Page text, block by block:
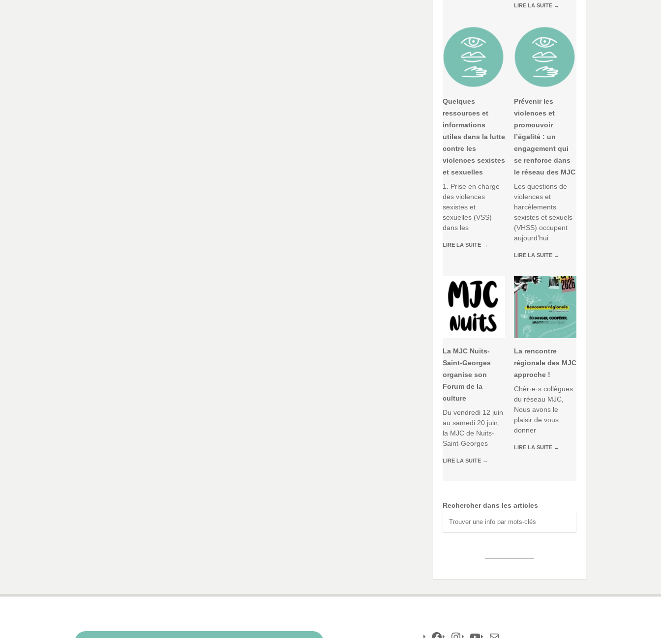
LIRE LA SUITE →
Quelques
ressources et
informations
utiles dans la lutte
contre les
violences sexistes
et sexuelles
1. Prise en charge
des violences
sexistes et
sexuelles (VSS)
dans les
LIRE LA SUITE →
Prévenir les
violences et
promouvoir
l’égalité : un
engagement qui
se renforce dans
le réseau des MJC
Les questions de
violences et
harcèlements
sexistes et sexuels
(VHSS) occupent
aujourd’hui
LIRE LA SUITE →
La MJC Nuits-
Saint-Georges
organise son
Forum de la
culture
Du vendredi 12 juin
au samedi 20 juin,
la MJC de Nuits-
Saint-Georges
LIRE LA SUITE →
La rencontre
régionale des MJC
approche !
Chèr·e·s collègues
du réseau MJC,
Nous avons le
plaisir de vous
donner
LIRE LA SUITE →
Rechercher dans les articles